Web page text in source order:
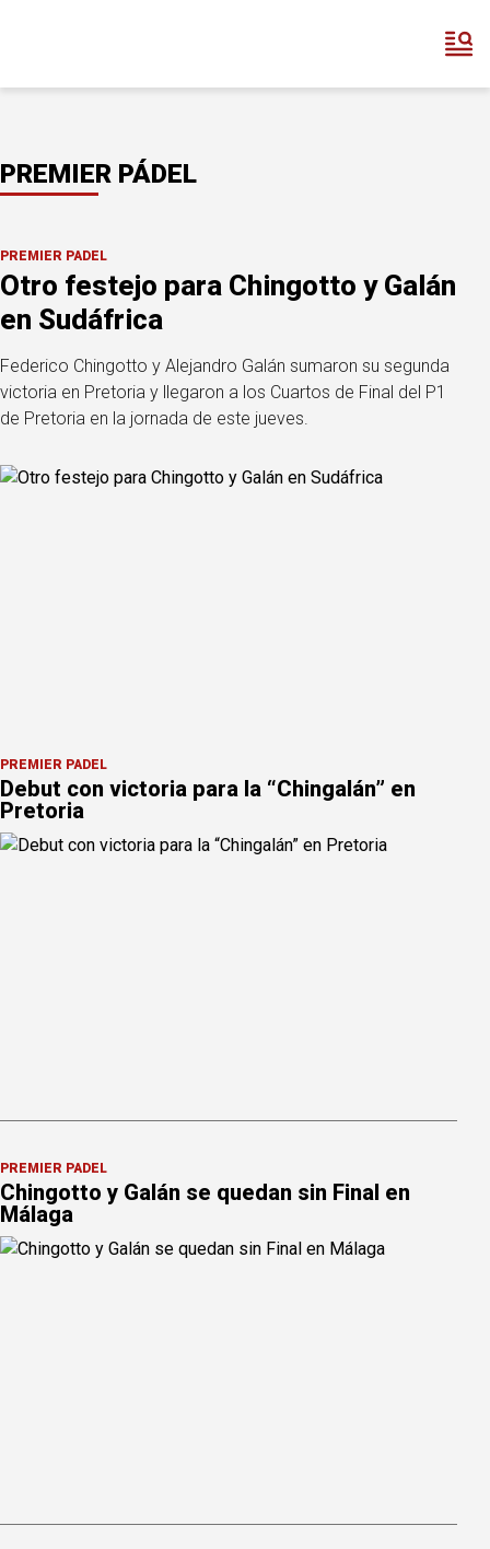
PREMIER PÁDEL
PREMIER PÁDEL
Otro festejo para Chingotto y Galán
en Sudáfrica
Federico Chingotto y Alejandro Galán sumaron su segunda
victoria en Pretoria y llegaron a los Cuartos de Final del P1
de Pretoria en la jornada de este jueves.
PREMIER PÁDEL
Debut con victoria para la “Chingalán” en
Pretoria
PREMIER PÁDEL
Chingotto y Galán se quedan sin Final en
Málaga